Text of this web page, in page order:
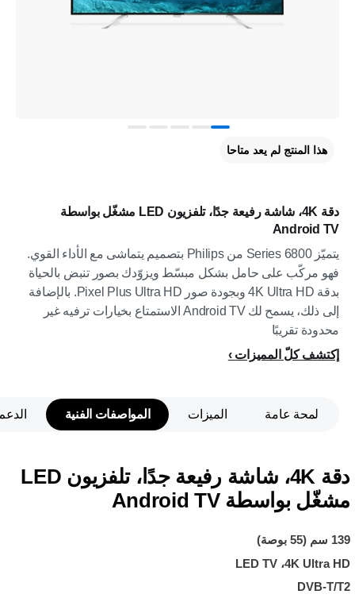
دقة 4K، شاشة رفيعة جدًا، تلفزيون LED مشغّل بواسطة
Android TV
يتميّز 6800 Series من Philips بتصميم يتماشى مع الأداء القوي.
فهو مركّب على حامل بشكل مبسّط ويزوّدك بصور تنبض بالحياة
بدقة 4K Ultra HD وبجودة صور Pixel Plus Ultra HD. بالإضافة
إلى ذلك، يسمح لك Android TV الاستمتاع بخيارات ترفيه غير
محدودة تقريبًا
إكتشف كلّ المميزات
هذا المنتج لم يعد متاحا
لمحة عامة الميزات المواصفات الفنية
دقة 4K، شاشة رفيعة جدًا، تلفزيون LED
مشغّل بواسطة Android TV
139 سم (55 بوصة)
4K Ultra HD، ‏LED TV
DVB-T/T2